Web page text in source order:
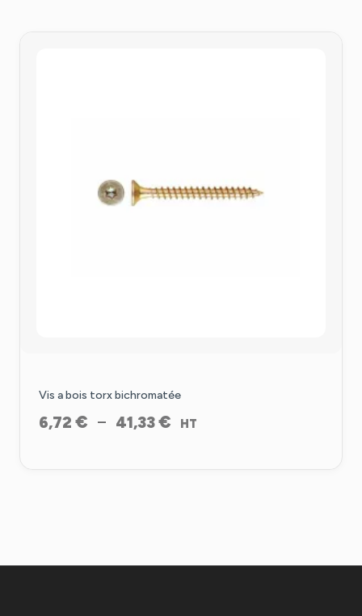
Vis a bois torx bichromatée
6,72 € – 41,33€ Plage
HT